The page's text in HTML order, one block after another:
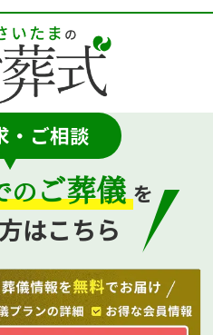
・ご相談
のご葬儀を
はこちら